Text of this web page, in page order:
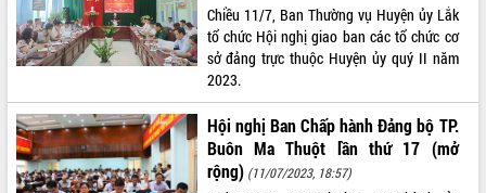
VIDEO
Không có file video nào để phát.
ALBUM ẢNH
Chiều 11/7, Ban Thường vụ Huyện ủy Lắk
tổ chức Hội nghị giao ban các tổ chức cơ
sở đảng trực thuộc Huyện ủy quý II năm
2023.
Hội nghị Ban Chấp hành Đảng bộ TP.
Buôn Ma Thuột lần thứ 17 (mở
rộng) (11/07/2023, 18:57)